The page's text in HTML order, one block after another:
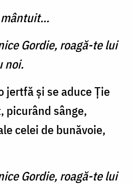
Gordie, roagă-te lui
noi.
jertfă şi se aduce Ţie
picurând sânge,
celei de bunăvoie,
Gordie, roagă-te lui